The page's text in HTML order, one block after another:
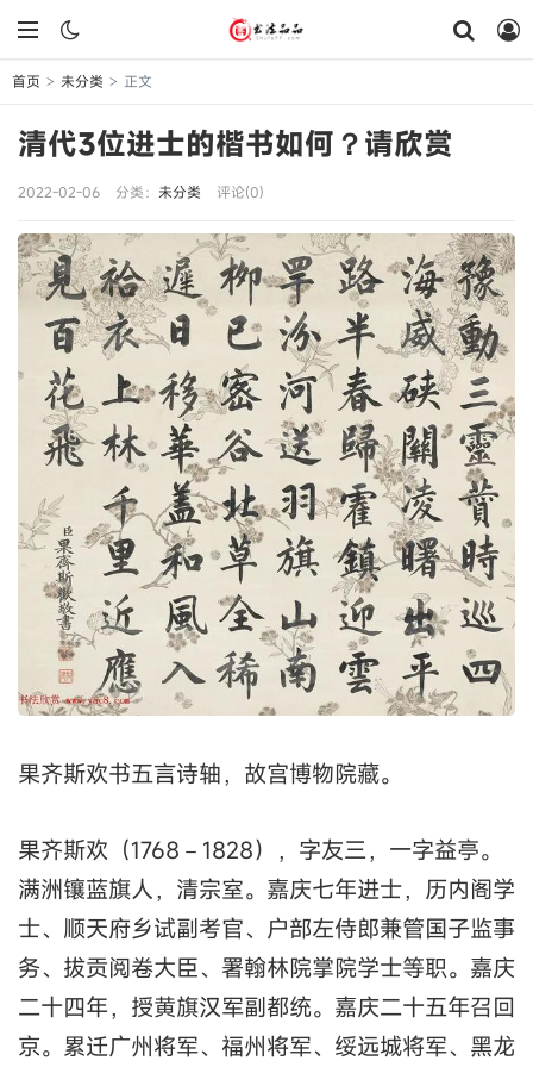
首页 > 未分类 > 正文
清代3位进士的楷书如何？请欣赏
2022-02-06 分类： 未分类 评论(0)
果齐斯欢书五言诗轴，故宫博物院藏。
果齐斯欢（1768－1828），字友三，一字益亭。
满洲镶蓝旗人，清宗室。嘉庆七年进士，历内阁学
士、顺天府乡试副考官、户部左侍郎兼管国子监事
务、拔贡阅卷大臣、署翰林院掌院学士等职。嘉庆
二十四年，授黄旗汉军副都统。嘉庆二十五年召回
京。累迁广州将军、福州将军、绥远城将军、黑龙